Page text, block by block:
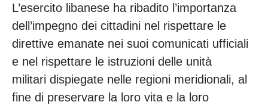
L’esercito libanese ha ribadito l’importanza
dell’impegno dei cittadini nel rispettare le
direttive emanate nei suoi comunicati ufficiali
e nel rispettare le istruzioni delle unità
militari dispiegate nelle regioni meridionali, al
fine di preservare la loro vita e la loro